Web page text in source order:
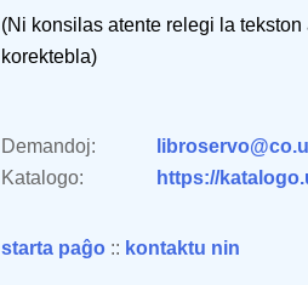
(Ni konsilas atente relegi la
korektebla)
Demandoj:
Katalogo:
https://
starta paĝo :: kontaktu nin